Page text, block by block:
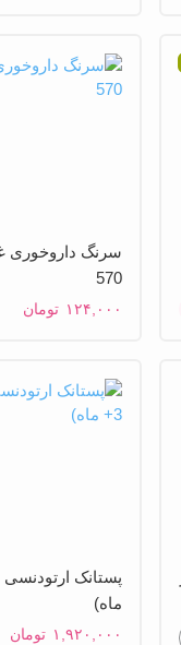
سرنگ داروخوری
570
۱۲۴,۰۰۰ تومان
ماه)
۱,۹۲۰,۰۰۰ تومان